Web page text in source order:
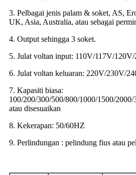
3. Pelbagai jenis palam & soket, AS,
UK, Asia, Australia, atau sebagai
4. Output sehingga 3 soket.
5. Julat voltan input: 110V/117V/
6. Julat voltan keluaran: 220V/230V/
7. Kapasiti biasa:
100/200/300/500/800/1000/1500/
atau disesuaikan
8. Kekerapan: 50/60HZ
9. Perlindungan : pelindung fius atau